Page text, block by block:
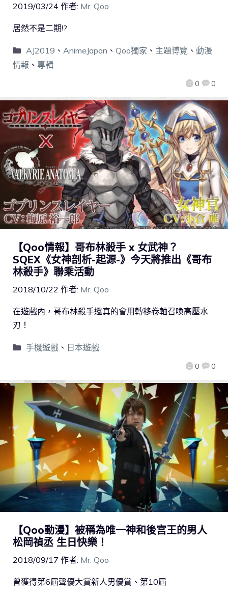
2019/03/24 作者: Mr. Qoo
0 0
居然不是二期!?
AJ2019 、 AnimeJapan 、 Qoo獨家 、 主題博覽 、 動漫
情報 、 專輯
【Qoo情報】哥布林殺手 x 女武神？
SQEX《女神剖析-起源-》今天將推出《哥布
林殺手》聯乘活動
2018/10/22 作者: Mr. Qoo
0 0
在遊戲內，哥布林殺手還真的會用轉移卷軸召喚高壓水
刃！
手機遊戲、 日本遊戲
【Qoo動漫】被稱為唯一神和後宫王的男人
松岡禎丞 生日快樂！
2018/09/17 作者: Mr. Qoo
曾獲得第6屆聲優大賞新人男優賞、第10屆